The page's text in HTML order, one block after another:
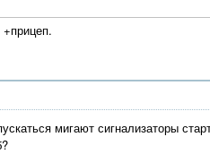
мигают сигнализаторы